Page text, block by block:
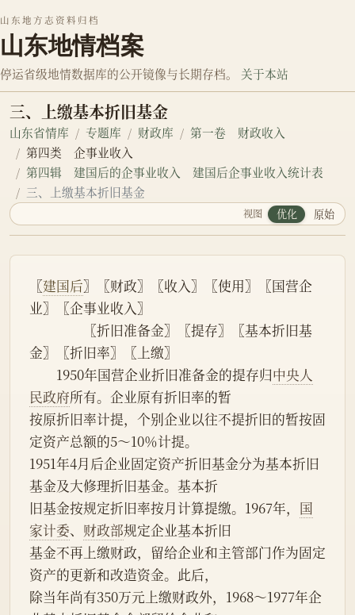
山东地方志资料归档
山东地情档案
停运省级地情数据库的公开镜像与长期存档。 关于本站
三、上缴基本折旧基金
山东省情库 专题库 财政库
第一卷 财政收入
第四类 企事业收入
第四辑 建国后的企事业收入 建国后企事业收入统计表
三、上缴基本折旧基金
视图 优化 原始
〖建国后〗〖财政〗〖收入〗〖使用〗〖国营企
业〗〖企事业收入〗
〖折旧准备金〗〖提存〗〖基本折旧基
金〗〖折旧率〗〖上缴〗
1950年国营企业折旧准备金的提存归中央人
民政府所有。企业原有折旧率的暂
按原折旧率计提，个别企业以往不提折旧的暂按固
定资产总额的5～10％计提。
1951年4月后企业固定资产折旧基金分为基本折旧
基金及大修理折旧基金。基本折
旧基金按规定折旧率按月计算提缴。1967年， 国
家计委、 财政部规定企业基本折旧
基金不再上缴财政，留给企业和主管部门作为固定
资产的更新和改造资金。此后，
除当年尚有350万元上缴财政外，1968～1977年企